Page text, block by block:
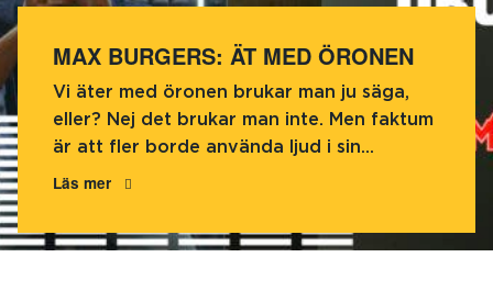
MAX BURGERS: ÄT MED ÖRONEN
Vi äter med öronen brukar man ju säga,
eller? Nej det brukar man inte. Men faktum
är att fler borde använda ljud i sin...
Läs mer